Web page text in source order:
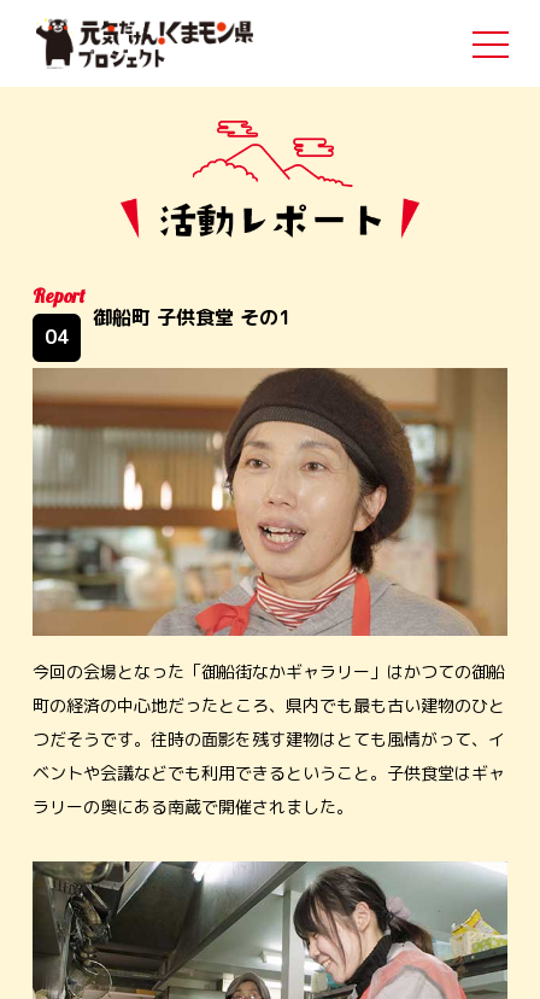
Report
04
御船町 子供食堂 その1
今回の会場となった「御船街なかギャラリー」はかつての御船
町の経済の中心地だったところ、県内でも最も古い建物のひと
つだそうです。往時の面影を残す建物はとても風情がって、イ
ベントや会議などでも利用できるということ。子供食堂はギャ
ラリーの奥にある南蔵で開催されました。